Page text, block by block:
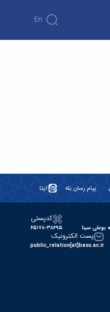
En
پیام رسان بله ایتا
سینا
کدپستی
۶۵۱۷۸-۳۸۶۹۵
پست الکترونیک
public_relation[at]basu.ac.ir